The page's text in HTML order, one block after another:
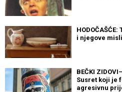
i njegove misli
BEČKI
Susret koji je
agresivnu